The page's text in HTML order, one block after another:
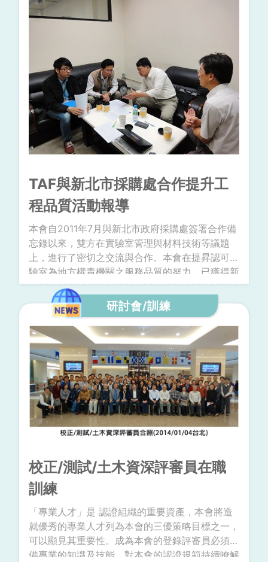
TAF與新北市採購處合作提升工
程品質活動報導
本會自2011年7月與新北市政府採購處簽署合作備
忘錄以來，雙方在實驗室管理與材料技術等議題
上，進行了密切之交流與合作。本會在提昇認可實
驗室為地方權責機關之服務品質的努力，已獲得新
北市採購處認同，並且進一步合作，邀請本會共同
執行實驗室聯合稽核及工程施工品質查核活動。
研討會/訓練
校正/測試/土木資深評審員在職
訓練
「專業人才」是 認證組織的重要資產，本會將造
就優秀的專業人才列為本會的三優策略目標之一，
可以顯見其重要性。成為本會的登錄評審員必須具
備專業的知識及技能，對本會的認證規範持續瞭解